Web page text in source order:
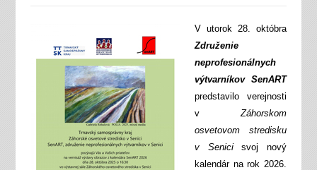
V utorok 28. októbra
Združenie
neprofesionálnych
výtvarníkov SenART
predstavilo verejnosti
vZáhorskom
osvetovom stredisku
v Senicisvoj nový
kalendár na rok 2026.